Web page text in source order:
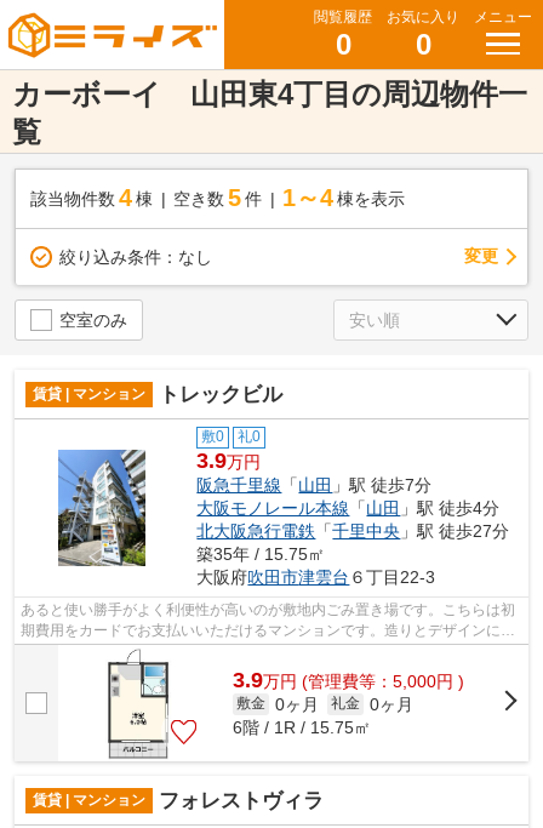
閲覧履歴
0
お気に入り
0
メニュー
カーボーイ 山田東4丁目の周辺物件一
覧
該当物件数 4棟 空き数 5 件 1～4 棟を表示
絞り込み条件： なし 変更
空室のみ
賃貸 | マンション トレックビル
敷0 礼0
3.9万円
阪急千里線 「山田 」駅 徒歩7分
大阪モノレール本線 「山田 」駅 徒歩4分
北大阪急行電鉄 「千里中央 」駅 徒歩27分
築35年 / 15.75㎡
大阪府吹田市津雲台 ６丁目22-3
あると使い勝手がよく利便性が高いのが敷地内ごみ置き場です。こちらは初
期費用をカードでお支払いいただけるマンションです。造りとデザインに関
して、自信をもって情報を提供できる...
3.9万円 (管理費等：5,000円 )
敷金 0ヶ月 礼金 0ヶ月
6階 / 1R / 15.75㎡
賃貸 | マンション フォレストヴィラ